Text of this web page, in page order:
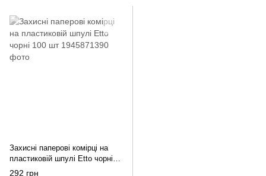
Захисні паперові комірці на
пластиковій шпулі Etto чорні
100 шт
292 грн